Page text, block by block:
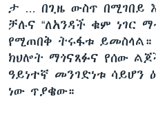
ታ … በጊዜ ውስጥ በሚገበይ
ቻሉና “ለአንዳች ቁም ነገር
የሚጠበቅ ትሩፋቱ ይመስላል።
ክህሎት ማጎናጸፉና የሰው
ዓይነተኛ መንገድነቱ ሳይሆን
ነው ጥያቄው።